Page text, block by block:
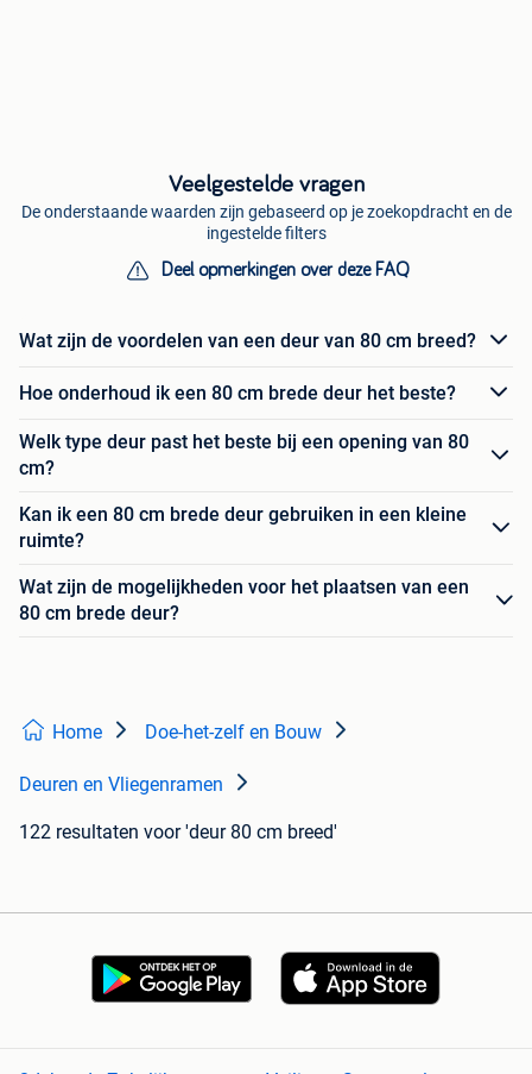
Veelgestelde vragen
De onderstaande waarden zijn gebaseerd op je zoekopdracht en de
ingestelde filters
Deel opmerkingen over deze FAQ
Wat zijn de voordelen van een deur van 80 cm breed?
Hoe onderhoud ik een 80 cm brede deur het beste?
Welk type deur past het beste bij een opening van 80
cm?
Kan ik een 80 cm brede deur gebruiken in een kleine
ruimte?
Wat zijn de mogelijkheden voor het plaatsen van een
80 cm brede deur?
Home Doe-het-zelf en Bouw
Deuren en Vliegenramen
122 resultaten voor 'deur 80 cm breed'